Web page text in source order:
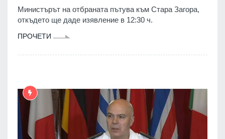
Министърът на отбраната пътува към Стара Загора,
откъдето ще даде изявление в 12:30 ч.
ПРОЧЕТИ